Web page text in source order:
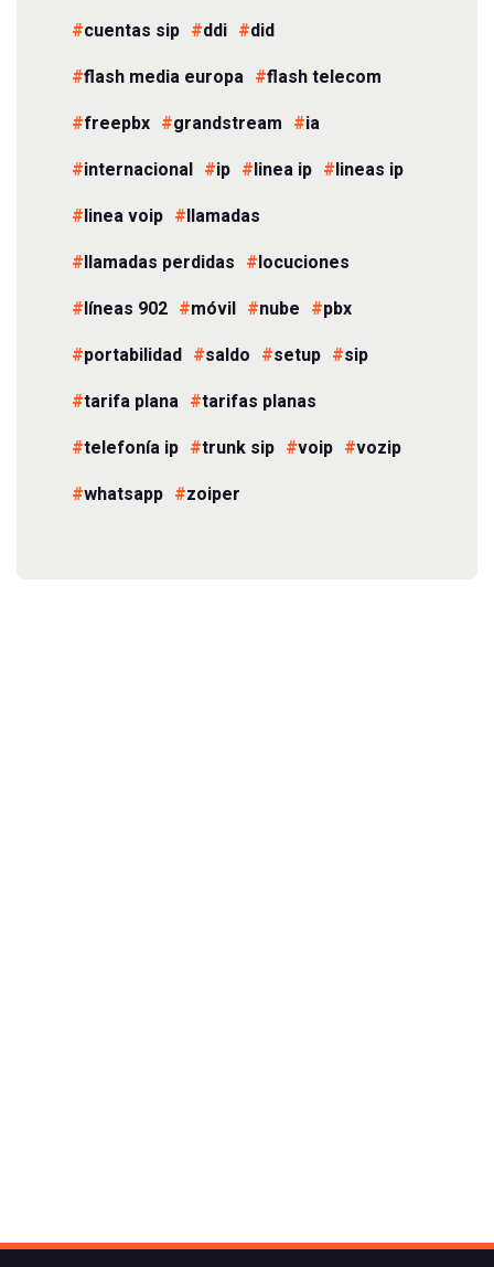
cuentas sip
ddi
did
flash media europa
flash telecom
freepbx
grandstream
ia
internacional
ip linea ip
lineas ip
linea voip
llamadas
llamadas perdidas
locuciones
líneas 902
móvil nube
pbx
portabilidad
saldo setup
sip
tarifa plana
tarifas planas
telefonía ip
trunk sip voip
vozip
whatsapp
zoiper